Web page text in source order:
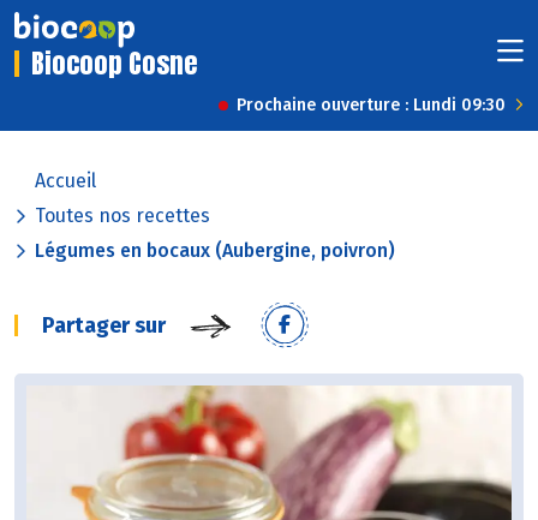
Biocoop Cosne
Prochaine ouverture : Lundi 09:30
Accueil
Toutes nos recettes
Légumes en bocaux (Aubergine, poivron)
Partager sur